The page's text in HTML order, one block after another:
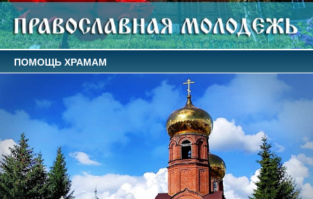
ПОМОЩЬ ХРАМАМ